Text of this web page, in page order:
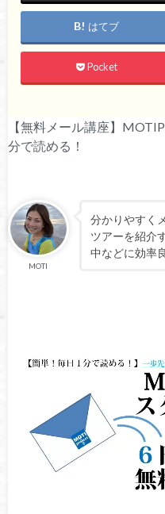
はてブ
Pocket
【無料メール講座】
分で読める！
MOTI
分かりやすく
ツアーを紹介
中などに効率